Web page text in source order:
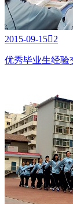
2015-09-152
优秀毕业生经验